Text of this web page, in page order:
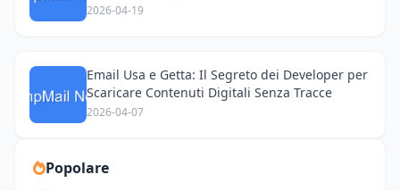
2026-04-19
Email Usa e Getta: Il Segreto dei Developer per
Scaricare Contenuti Digitali Senza Tracce
2026-04-07
Popolare